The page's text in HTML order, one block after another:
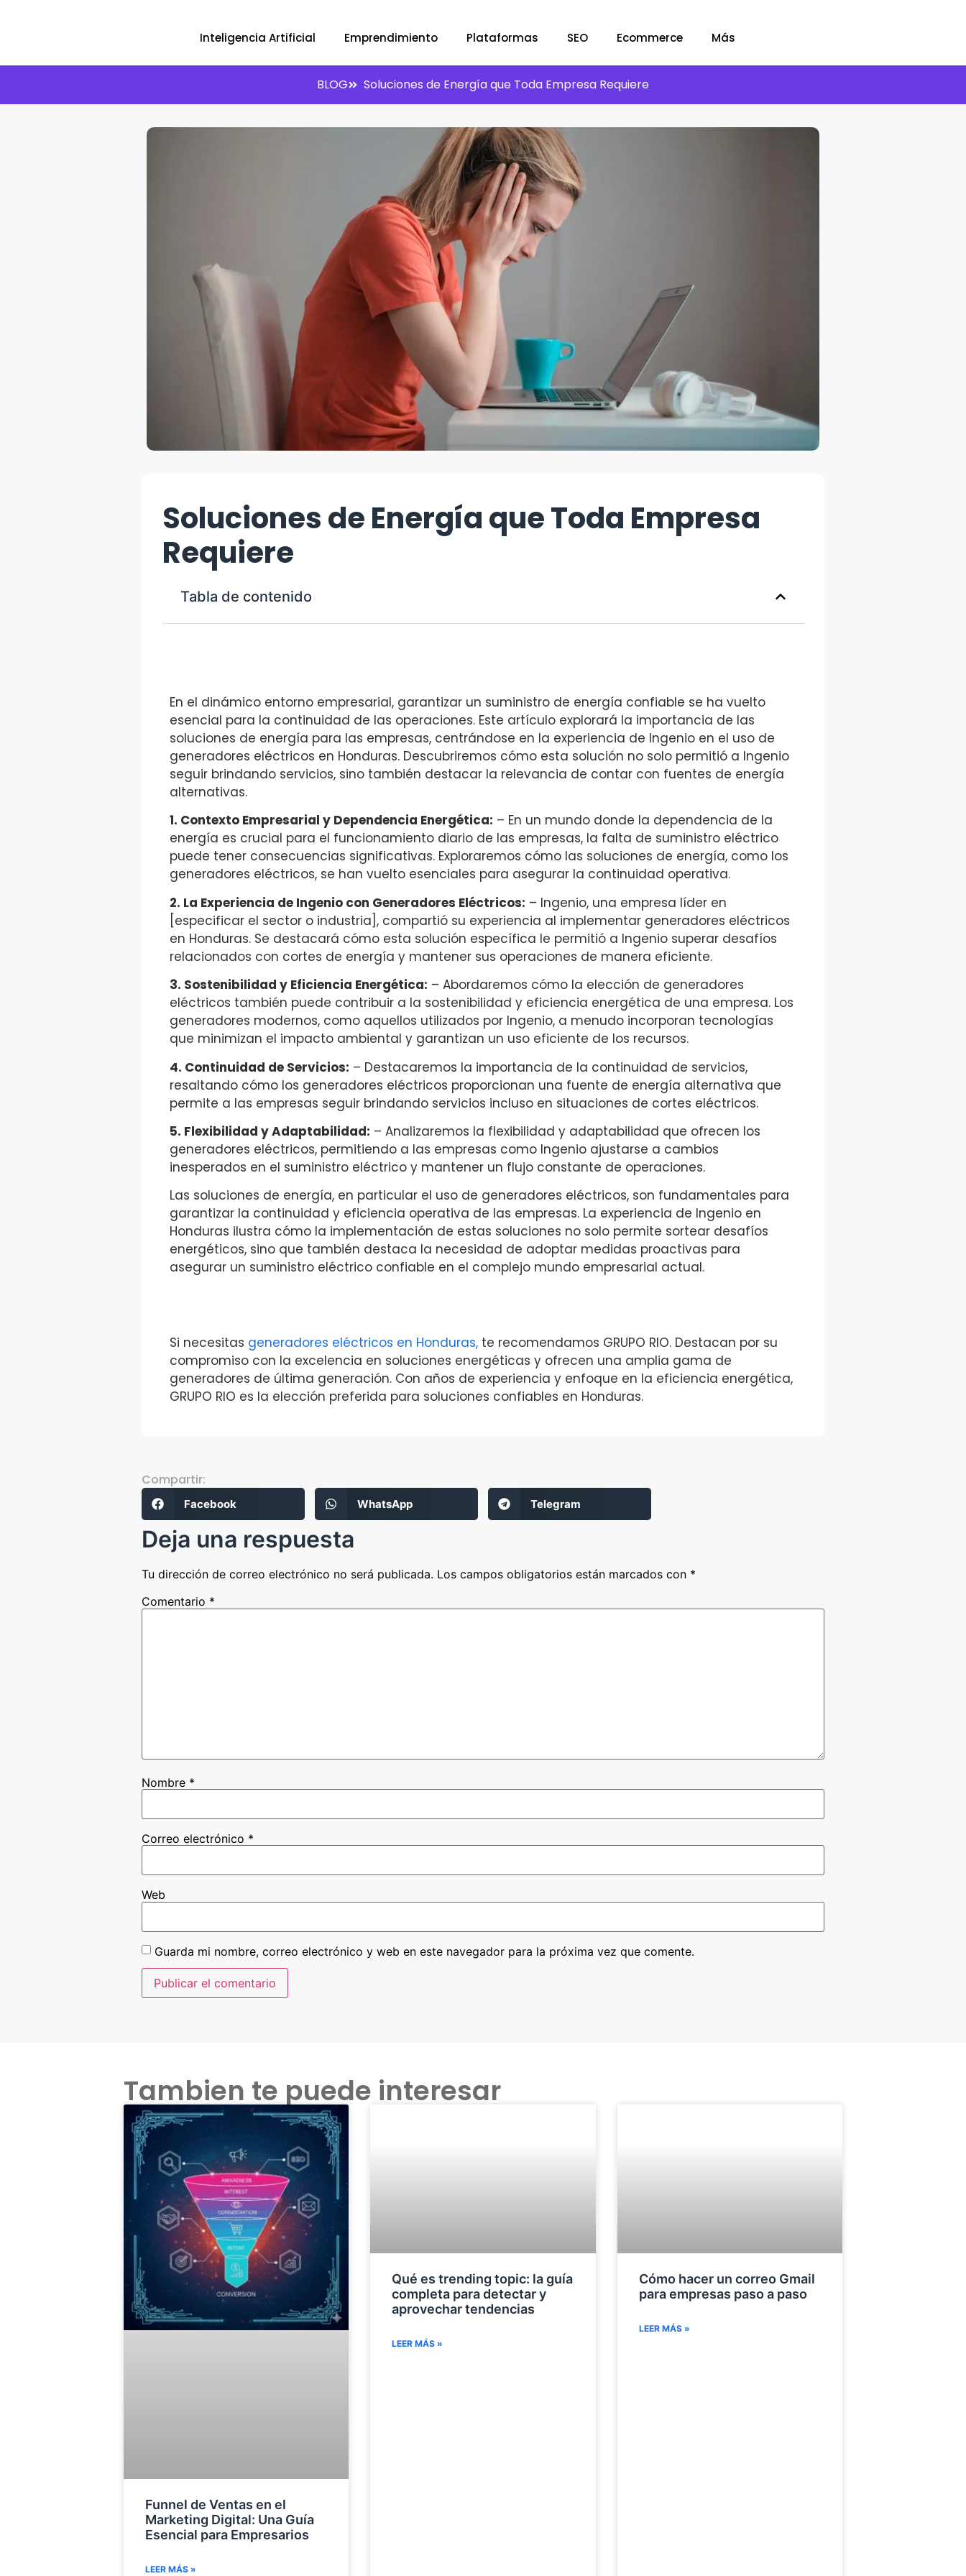
Inteligencia Artificial Emprendimiento Plataformas SEO Ecommerce Más
BLOG Soluciones de Energía que Toda Empresa Requiere
Soluciones de Energía que Toda Empresa
Requiere
Tabla de contenido
En el dinámico entorno empresarial, garantizar un suministro de energía confiable se ha vuelto
esencial para la continuidad de las operaciones. Este artículo explorará la importancia de las
soluciones de energía para las empresas, centrándose en la experiencia de Ingenio en el uso de
generadores eléctricos en Honduras. Descubriremos cómo esta solución no solo permitió a Ingenio
seguir brindando servicios, sino también destacar la relevancia de contar con fuentes de energía
alternativas.
1. Contexto Empresarial y Dependencia Energética: – En un mundo donde la dependencia de la
energía es crucial para el funcionamiento diario de las empresas, la falta de suministro eléctrico
puede tener consecuencias significativas. Exploraremos cómo las soluciones de energía, como los
generadores eléctricos, se han vuelto esenciales para asegurar la continuidad operativa.
2. La Experiencia de Ingenio con Generadores Eléctricos: – Ingenio, una empresa líder en
[especificar el sector o industria], compartió su experiencia al implementar generadores eléctricos
en Honduras. Se destacará cómo esta solución específica le permitió a Ingenio superar desafíos
relacionados con cortes de energía y mantener sus operaciones de manera eficiente.
3. Sostenibilidad y Eficiencia Energética: – Abordaremos cómo la elección de generadores
eléctricos también puede contribuir a la sostenibilidad y eficiencia energética de una empresa. Los
generadores modernos, como aquellos utilizados por Ingenio, a menudo incorporan tecnologías
que minimizan el impacto ambiental y garantizan un uso eficiente de los recursos.
4. Continuidad de Servicios: – Destacaremos la importancia de la continuidad de servicios,
resaltando cómo los generadores eléctricos proporcionan una fuente de energía alternativa que
permite a las empresas seguir brindando servicios incluso en situaciones de cortes eléctricos.
5. Flexibilidad y Adaptabilidad: – Analizaremos la flexibilidad y adaptabilidad que ofrecen los
generadores eléctricos, permitiendo a las empresas como Ingenio ajustarse a cambios
inesperados en el suministro eléctrico y mantener un flujo constante de operaciones.
Las soluciones de energía, en particular el uso de generadores eléctricos, son fundamentales para
garantizar la continuidad y eficiencia operativa de las empresas. La experiencia de Ingenio en
Honduras ilustra cómo la implementación de estas soluciones no solo permite sortear desafíos
energéticos, sino que también destaca la necesidad de adoptar medidas proactivas para
asegurar un suministro eléctrico confiable en el complejo mundo empresarial actual.
Si necesitas generadores eléctricos en Honduras,te recomendamos GRUPO RIO. Destacan por su
compromiso con la excelencia en soluciones energéticas y ofrecen una amplia gama de
generadores de última generación. Con años de experiencia y enfoque en la eficiencia energética,
GRUPO RIO es la elección preferida para soluciones confiables en Honduras.
Compartir:
Facebook WhatsApp Telegram
Deja una respuesta
Tu dirección de correo electrónico no será publicada. Los campos obligatorios están marcados con *
Comentario *
Nombre *
Correo electrónico *
Web
Guarda mi nombre, correo electrónico y web en este navegador para la próxima vez que comente.
Tambien te puede interesar
Funnel de Ventas en el
Marketing Digital: Una Guía
Esencial para Empresarios
LEER MÁS »
Qué es trending topic: la guía
completa para detectar y
aprovechar tendencias
LEER MÁS »
Cómo hacer un correo Gmail
para empresas paso a paso
LEER MÁS »